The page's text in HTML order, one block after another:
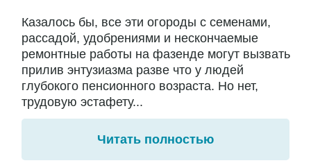
Казалось бы, все эти огороды с семенами,
рассадой, удобрениями и нескончаемые
ремонтные работы на фазенде могут вызвать
прилив энтузиазма разве что у людей
глубокого пенсионного возраста. Но нет,
трудовую эстафету...
Читать полностью